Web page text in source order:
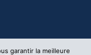
garantir la meilleure